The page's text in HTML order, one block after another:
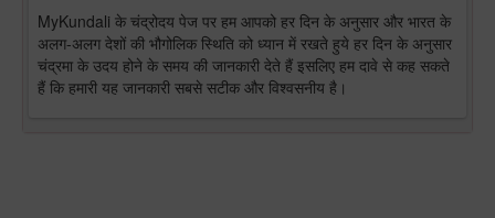
MyKundali के चंद्रोदय पेज पर हम आपको हर दिन के अनुसार और भारत के
अलग-अलग देशों की भौगोलिक स्थिति को ध्यान में रखते हुये हर दिन के अनुसार
चंद्रमा के उदय होने के समय की जानकारी देते हैं इसलिए हम दावे से कह सकते
हैं कि हमारी यह जानकारी सबसे सटीक और विश्वसनीय है।